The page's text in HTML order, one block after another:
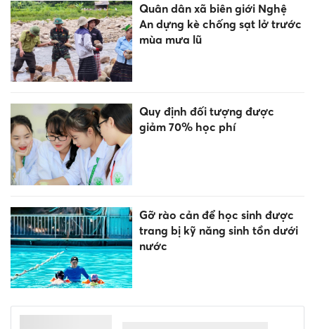
Quân dân xã biên giới Nghệ
An dựng kè chống sạt lở trước
mùa mưa lũ
Quy định đối tượng được
giảm 70% học phí
Gỡ rào cản để học sinh được
trang bị kỹ năng sinh tồn dưới
nước